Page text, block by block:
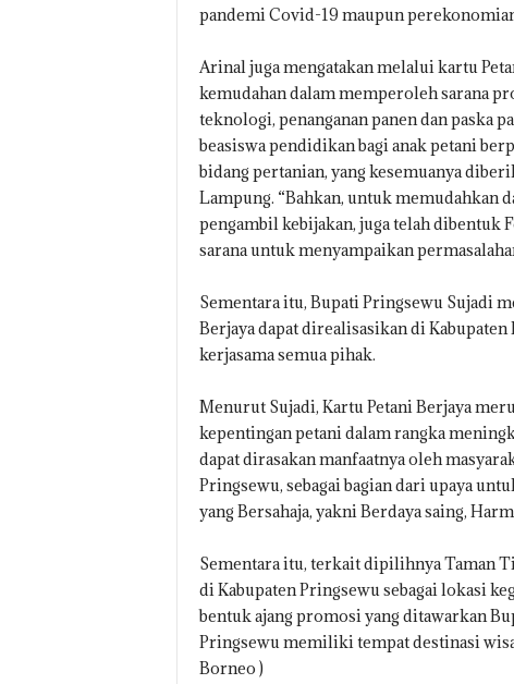
pandemi Covid-19 maupun
Arinal juga mengatakan melalui kartu
kemudahan dalam memperoleh sarana
teknologi, penanganan panen dan paska
beasiswa pendidikan bagi anak petani
bidang pertanian, yang kesemuanya
Lampung. “Bahkan, untuk memudahkan
pengambil kebijakan, juga telah dibentuk
sarana untuk menyampaikan
Sementara itu, Bupati Pringsewu Sujadi
Berjaya dapat direalisasikan di
kerjasama semua pihak.
Menurut Sujadi, Kartu Petani Berjaya
kepentingan petani dalam rangka
dapat dirasakan manfaatnya oleh
Pringsewu, sebagai bagian dari upaya
yang Bersahaja, yakni Berdaya saing,
Sementara itu, terkait dipilihnya Taman
di Kabupaten Pringsewu sebagai lokasi
bentuk ajang promosi yang ditawarkan
Pringsewu memiliki tempat destinasi
Borneo )